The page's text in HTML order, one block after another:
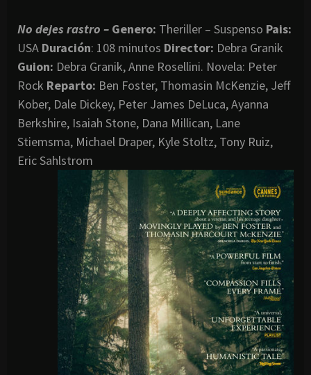
No dejes rastro – Genero: Theriller – Suspenso Pais:
USA Duración: 108 minutos Director: Debra Granik
Guion: Debra Granik, Anne Rosellini. Novela: Peter
Rock Reparto: Ben Foster, Thomasin McKenzie, Jeff
Kober, Dale Dickey, Peter James DeLuca, Ayanna
Berkshire, Isaiah Stone, Dana Millican, Lane
Stiemsma, Michael Draper, Kyle Stoltz, Tony Ruiz,
Eric Sahlstrom